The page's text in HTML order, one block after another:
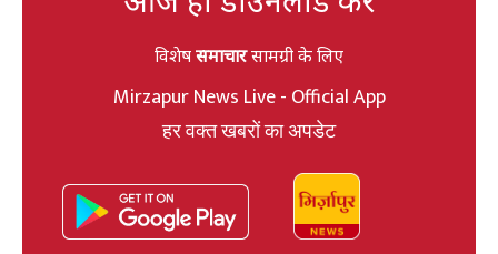
विशेषसमाचारसामग्री के लिए
Mirzapur News Live - Official App
हर वक्त खबरों का अपडेट